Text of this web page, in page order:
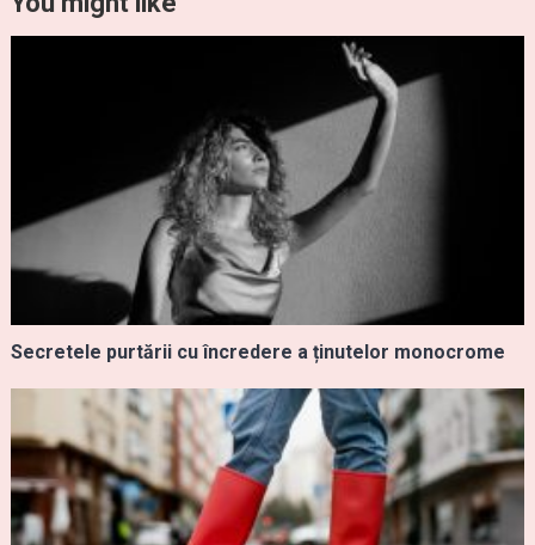
Secretele purtării cu încredere a ținutelor monocrome